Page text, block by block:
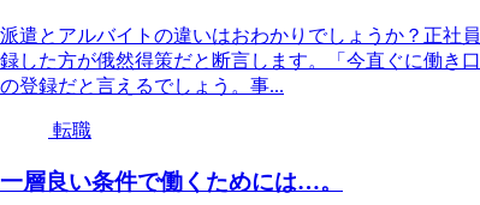
派遣とアルバイトの違いはおわかりでしょうか？正社
録した方が俄然得策だと断言します。「今直ぐに働き
の登録だと言えるでしょう。事...
転職
一層良い条件で働くためには…。